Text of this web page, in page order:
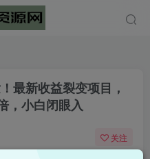
最新收益裂变项目，
，小白闭眼入
关注